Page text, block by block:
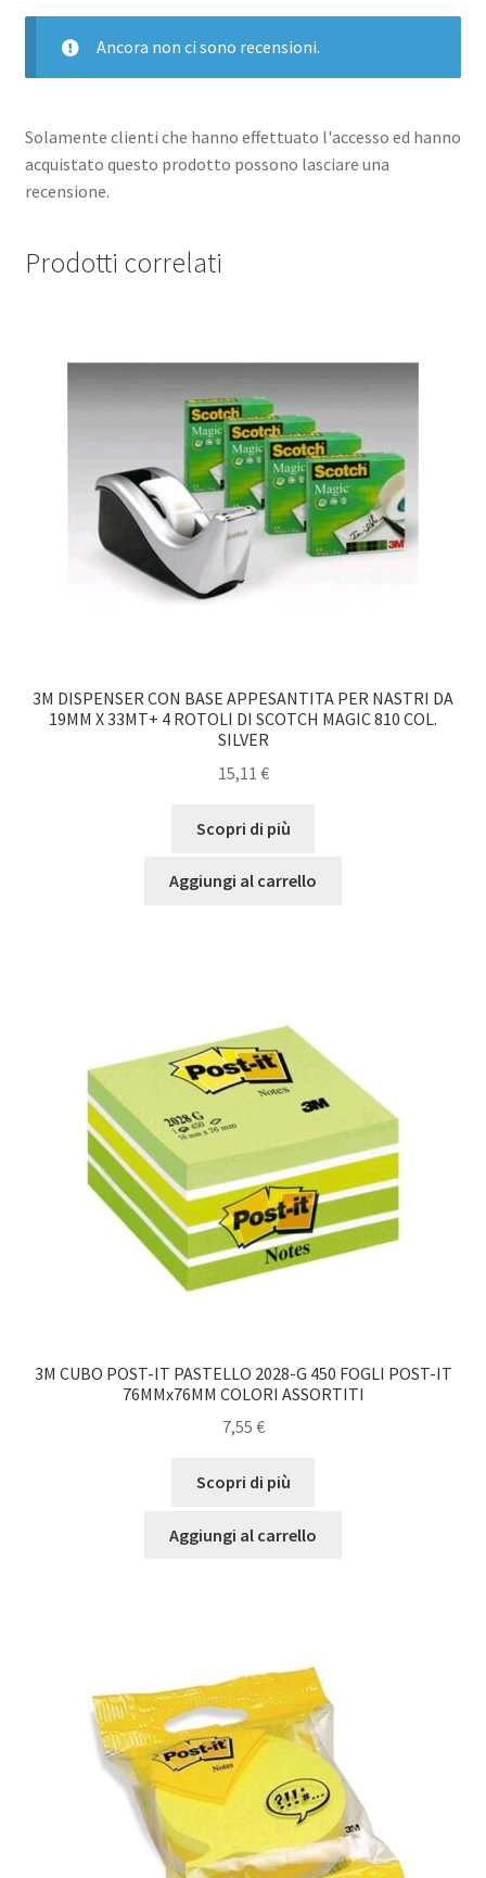
quantità
Ancora non ci sono recensioni.
Solamente clienti che hanno effettuato l'accesso ed hanno
acquistato questo prodotto possono lasciare una
recensione.
Prodotti correlati
3M DISPENSER CON BASE APPESANTITA PER NASTRI DA
19MM X 33MT+ 4 ROTOLI DI SCOTCH MAGIC 810 COL.
SILVER
15,11 €
Scopri di più
Aggiungi al carrello
3M CUBO POST-IT PASTELLO 2028-G 450 FOGLI POST-IT
76MMx76MM COLORI ASSORTITI
7,55 €
Scopri di più
Aggiungi al carrello